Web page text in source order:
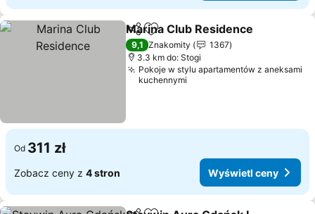
Udostępnij
Dodaj do ulubionych
Marina Club Residence
9,1 Znakomity
1367
3.3 km do: Stogi
Pokoje w stylu apartamentów z aneksami
kuchennymi
Od 311 zł
Zobacz ceny z 4 stron Wyświetl ceny